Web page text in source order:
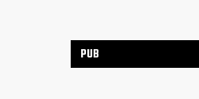
PUB